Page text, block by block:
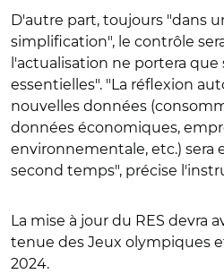
D'autre part, toujours "dans
simplification", le contrôle
l'actualisation ne portera que
essentielles". "La réflexion
nouvelles données
données économiques,
environnementale, etc.) sera
second temps", précise
La mise à jour du RES devra
tenue des Jeux olympiques
2024.